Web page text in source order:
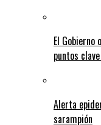
El
puntos
Alerta
sarampión